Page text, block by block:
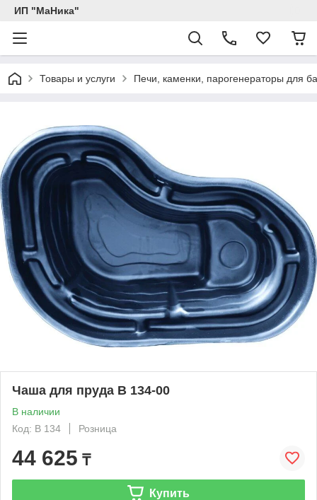
ИП "МаНика"
Товары и услуги Печи, каменки, парогенераторы для
Чаша для пруда B 134-00
В наличии
Код: B 134
Розница
44 625 ₸
Купить